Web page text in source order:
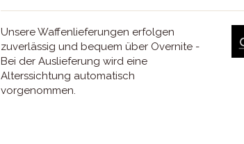
Unsere Waffenlieferungen erfolgen
zuverlässig und bequem über Overnite -
Bei der Auslieferung wird eine
Alterssichtung automatisch
vorgenommen.